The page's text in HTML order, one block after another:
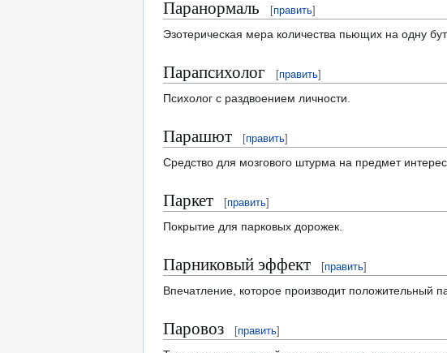
Паранормаль [править]
Эзотерическая мера количества пьющих на одну
Парапсихолог [править]
Психолог с раздвоением личности.
Парашют [править]
Средство для мозгового штурма на предмет
Паркет [править]
Покрытие для парковых дорожек.
Парниковый эффект [править]
Впечатление, которое производит положительный
Паровоз [править]